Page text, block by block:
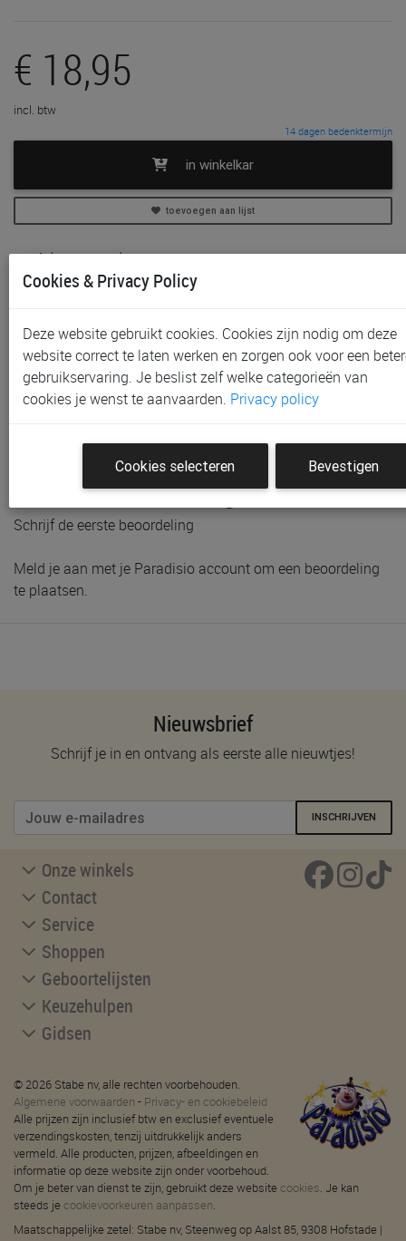
€ 18,95
incl. btw
14 dagen bedenktermijn
in winkelkar
toevoegen aan lijst
In voorraad
Gratis (en direct) af te halen in onze
Sint-Niklaas
Gratis verzending vanaf € 80 *
Productinformatie & specificaties
Voorraad bij Paradisio
Klantenbeoordelingen
Schrijf de eerste beoordeling
Meld je aan met je Paradisio account om een beoordeling
te plaatsen.
Nieuwsbrief
Schrijf je in en ontvang als eerste alle nieuwtjes!
INSCHRIJVEN
Onze winkels
Contact
Service
Shoppen
Geboortelijsten
Keuzehulpen
Gidsen
© 2026 Stabe nv, alle rechten voorbehouden.
Algemene voorwaarden - Privacy- en cookiebeleid
Alle prijzen zijn inclusief btw en exclusief eventuele
verzendingskosten, tenzij uitdrukkelijk anders
vermeld. Alle producten, prijzen, afbeeldingen en
informatie op deze website zijn onder voorbehoud.
Om je beter van dienst te zijn, gebruikt deze website cookies. Je kan
steeds je cookievoorkeuren aanpassen.
Maatschappelijke zetel: Stabe nv, Steenweg op Aalst 85, 9308 Hofstade |
Cookies & Privacy Policy
Deze website gebruikt cookies. Cookies zijn nodig om deze
website correct te laten werken en zorgen ook voor een
gebruikservaring. Je beslist zelf welke categorieën van
cookies je wenst te aanvaarden. Privacy policy
Cookies selecteren Bevestigen